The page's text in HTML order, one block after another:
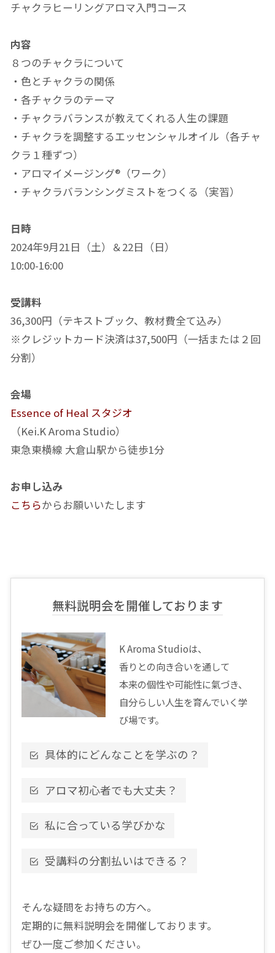
チャクラヒーリングアロマ入門コース
内容
８つのチャクラについて
・色とチャクラの関係
・各チャクラのテーマ
・チャクラバランスが教えてくれる人生の課題
・チャクラを調整するエッセンシャルオイル（各チャ
クラ１種ずつ）
・アロマイメージング®︎（ワーク）
・チャクラバランシングミストをつくる（実習）
日時
2024年9月21日（土）＆22日（日）
10:00-16:00
受講料
36,300円（テキストブック、教材費全て込み）
※クレジットカード決済は37,500円（一括または２回
分割）
会場
Essence of Heal スタジオ
（Kei.K Aroma Studio）
東急東横線 大倉山駅から徒歩1分
お申し込み
こちらからお願いいたします
無料説明会を開催しております
K Aroma Studioは、
香りとの向き合いを通して
本来の個性や可能性に氣づき、
自分らしい人生を育んでいく学
び場です。
具体的にどんなことを学ぶの？
アロマ初心者でも大丈夫？
私に合っている学びかな
受講料の分割払いはできる？
そんな疑問をお持ちの方へ。
定期的に無料説明会を開催しております。
ぜひ一度ご参加ください。